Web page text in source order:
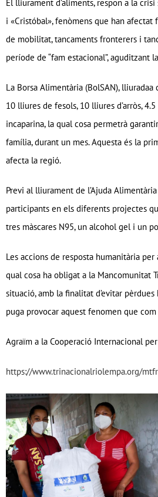
El lliurament d’aliments, respon a la
i «Cristóbal», fenòmens que han
de mobilitat, tancaments fronterers i
període de “fam estacional”,
La Borsa Alimentària (BolSAN),
10 lliures de fesols, 10 lliures d’arròs,
incaparina, la qual cosa permetrà
família, durant un mes. Aquesta és la
afecta la regió.
Previ al lliurament de l’Ajuda
participants en els diferents projectes
tres màscares N95, un alcohol gel i un
Les accions de resposta humanitària
qual cosa ha obligat a la Mancomunitat
situació, amb la finalitat d’evitar
puga provocar aquest fenomen que
Agraïm a la Cooperació Internacional
https://www.trinacionalriolempa.org/